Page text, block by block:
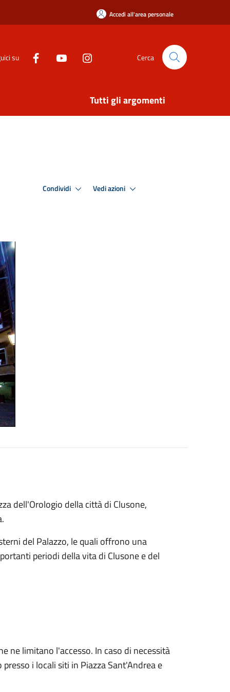
Accedi all'area personale
su Cerca
Tutti gli argomenti
Condividi Vedi azioni
dell'Orologio della città di Clusone,
del Palazzo, le quali offrono una
periodi della vita di Clusone e del
ne limitano l'accesso. In caso di necessità
i locali siti in Piazza Sant'Andrea e